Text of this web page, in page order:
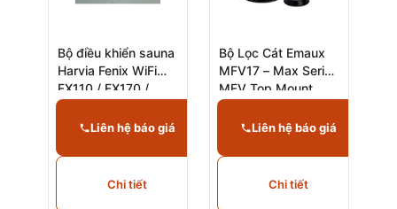
Bộ điều khiển sauna
Harvia Fenix WiFi
FX110 / FX170 /
FX110C
Liên hệ báo giá
Chi tiết
Bộ Lọc Cát Emaux
MFV17 – Max Series
MFV Top Mount
Sand Filter
Liên hệ báo giá
Chi tiết